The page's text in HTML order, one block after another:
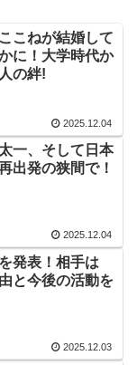
こねが結婚して
に！大学時代か
の絆!
2025.12.04
一、そして日本
出発の狭間で！
2025.12.04
発表！相手は
と今後の活動を
2025.12.03